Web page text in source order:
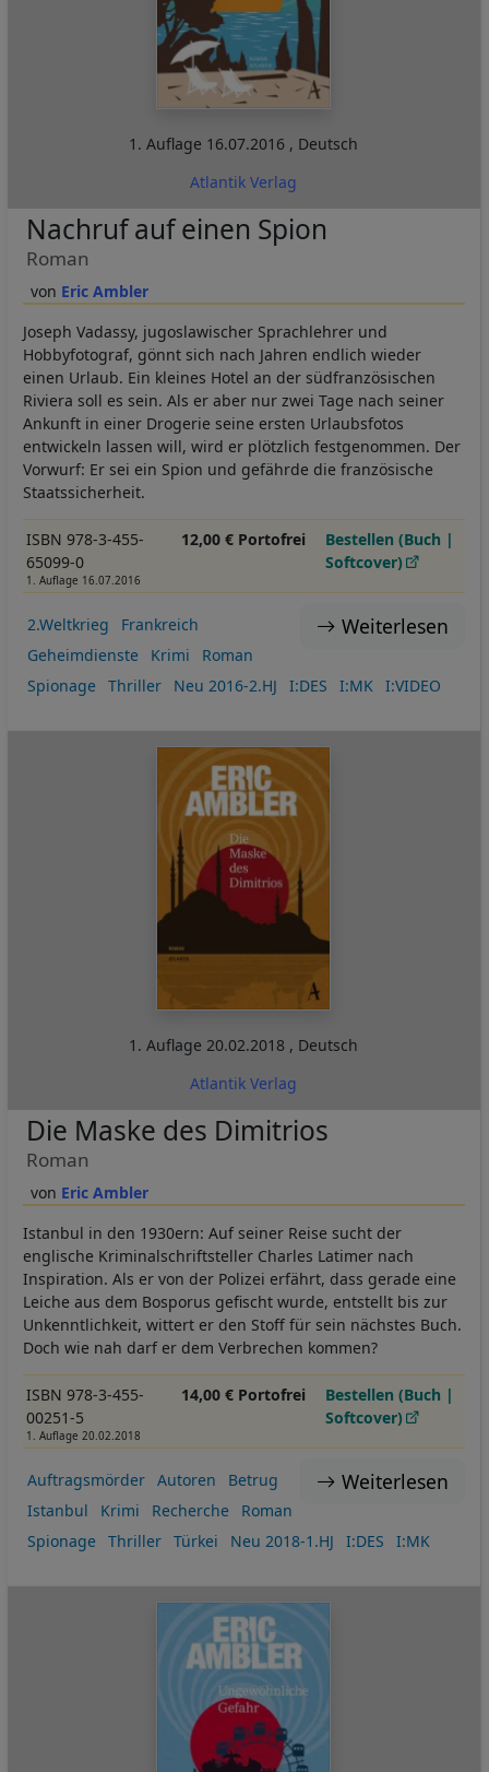
1. Auflage 16.07.2016 , Deutsch
Atlantik Verlag
Eric Ambler
Nachruf auf einen Spion
Roman
Joseph Vadassy, jugoslawischer Sprachlehrer und
Hobbyfotograf, gönnt sich nach Jahren endlich wieder
einen Urlaub. Ein kleines Hotel an der südfranzösischen
Riviera soll es sein. Als er aber nur zwei Tage nach seiner
Ankunft in einer Drogerie seine ersten Urlaubsfotos
entwickeln lassen will, wird er plötzlich festgenommen. Der
Vorwurf: Er sei ein Spion und gefährde die französische
Staatssicherheit.
ISBN 978-3-455-
65099-0
1. Auflage 16.07.2016
12,00 € Portofrei
Bestellen (Buch |
Softcover)
Weiterlesen
2.Weltkrieg
Frankreich
Geheimdienste
Krimi
Roman
Spionage
Thriller Neu 2016-2.HJ I:DES I:MK I:VIDEO
1. Auflage20.02.2018 , Deutsch
Atlantik Verlag
Eric Ambler
Die Maske des Dimitrios
Roman
Istanbul in den 1930ern: Auf seiner Reise sucht der
englische Kriminalschriftsteller Charles Latimer nach
Inspiration. Als er von der Polizei erfährt, dass gerade eine
Leiche aus dem Bosporus gefischt wurde, entstellt bis zur
Unkenntlichkeit, wittert er den Stoff für sein nächstes Buch.
Doch wie nah darf er dem Verbrechen kommen?
ISBN 978-3-455-
00251-5
1. Auflage 20.02.2018
14,00 € Portofrei
Bestellen (Buch |
Softcover)
Weiterlesen
Auftragsmörder Autoren
Betrug
Istanbul
Krimi Recherche
Roman
Spionage
Thriller Türkei Neu 2018-1.HJ I:DES I:MK